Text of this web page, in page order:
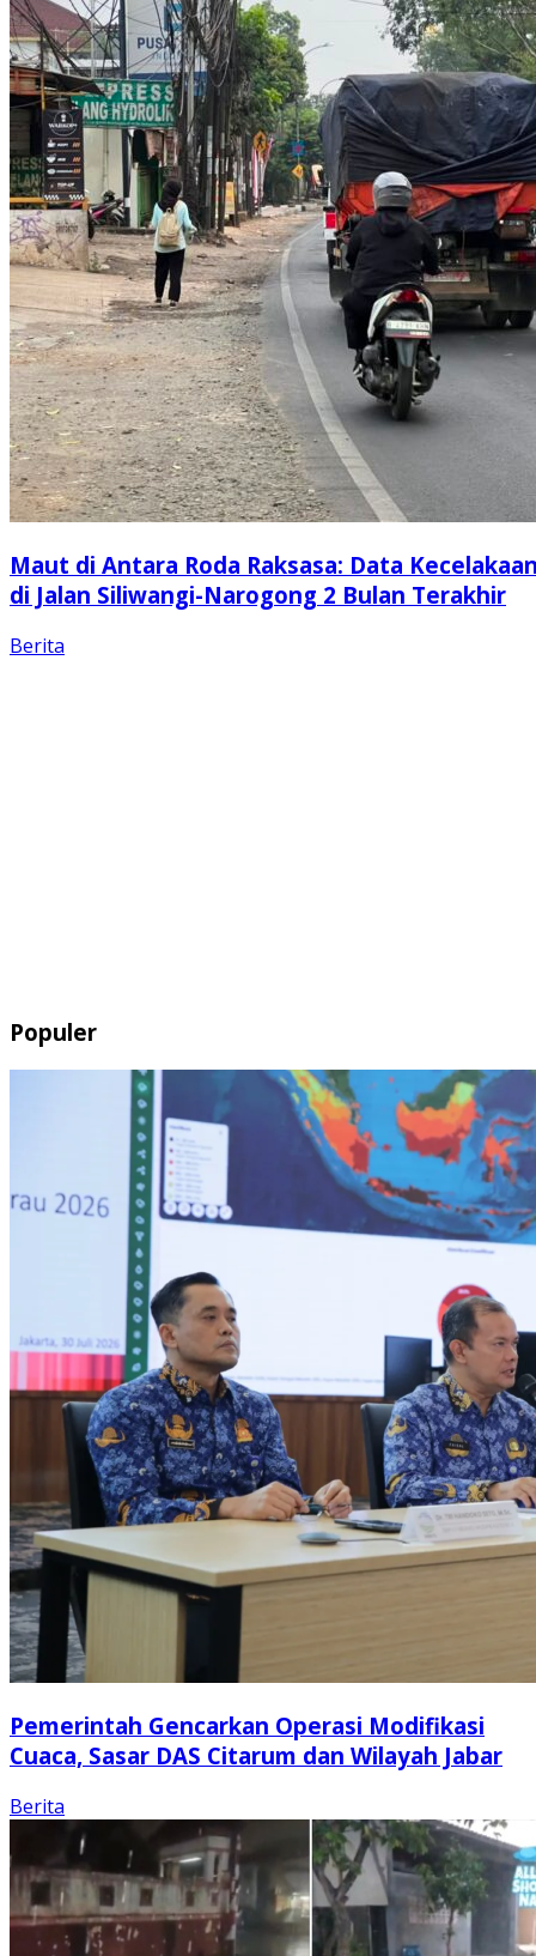
Maut di Antara Roda Raksasa: Data
di Jalan Siliwangi-Narogong 2 Bulan Terakhir
Berita
Populer
Pemerintah Gencarkan Operasi Modifikasi
Cuaca, Sasar DAS Citarum dan Wilayah Jabar
Berita